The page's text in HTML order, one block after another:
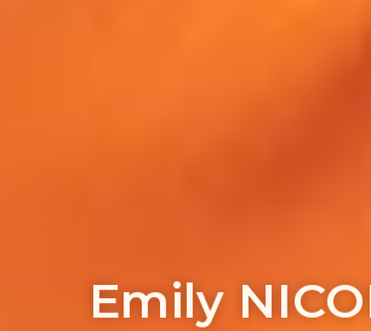
Emily